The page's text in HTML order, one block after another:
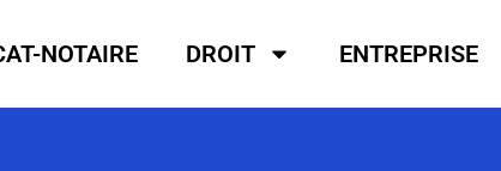
NOTAIRE DROIT ENTREPRISE